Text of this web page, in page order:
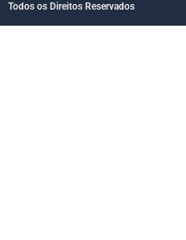
Todos os Direitos Reservados